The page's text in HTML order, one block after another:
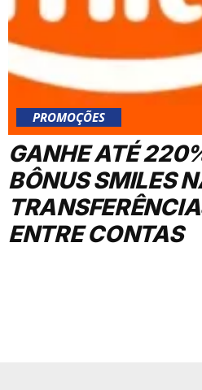
PROMOÇÕES
GANHE ATÉ
BÔNUS SMILES
ENTRE CONTAS